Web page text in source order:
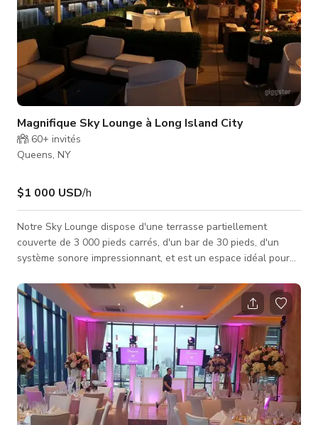
Magnifique Sky Lounge à Long Island City
60+ invités
Queens, NY
$1 000 USD/h
Notre Sky Lounge dispose d'une terrasse partiellement
couverte de 3 000 pieds carrés, d'un bar de 30 pieds, d'un
système sonore impressionnant, et est un espace idéal pour
occasions spéciales. Vivez une expérience gastronomique
sous les étoiles au sommet de notre hôtel tout en profitant
d'une vue imprenable sur la ville qui ne dort jamais... le cadre
parfait pour une soirée mémorable ! Surplombant la skyline de
Manhattan